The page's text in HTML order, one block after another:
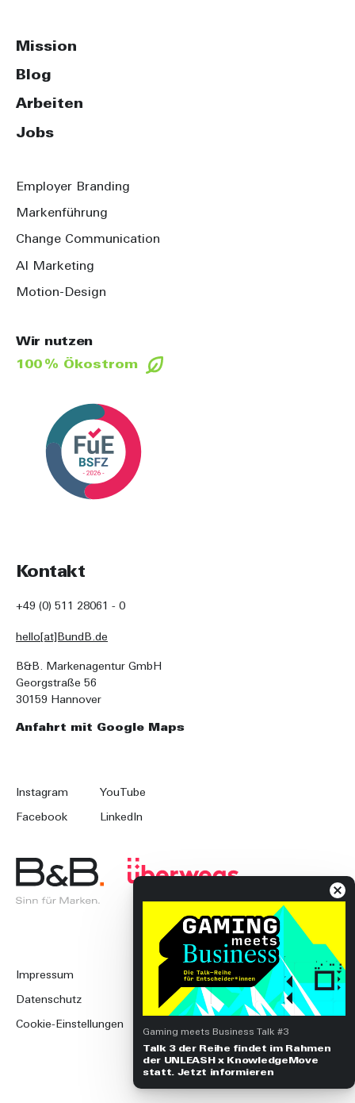
Mission
Blog
Arbeiten
Jobs
Kontakt
+49 (0) 511 28061 - 0
hello[at]BundB.de
B&B. Markenagentur GmbH
Georgstraße 56
30159 Hannover
Anfahrt mit Google Maps
Wir nutzen
100 % Ökostrom
Employer Branding
Markenführung
Change Communication
AI Marketing
Motion-Design
Impressum
Datenschutz
Cookie-Einstellungen
Instagram YouTube
Facebook LinkedIn
Gaming meets Business Talk #3
Talk 3 der Reihe findet im Rahmen
der UNLEASH x KnowledgeMove
statt. Jetzt informieren